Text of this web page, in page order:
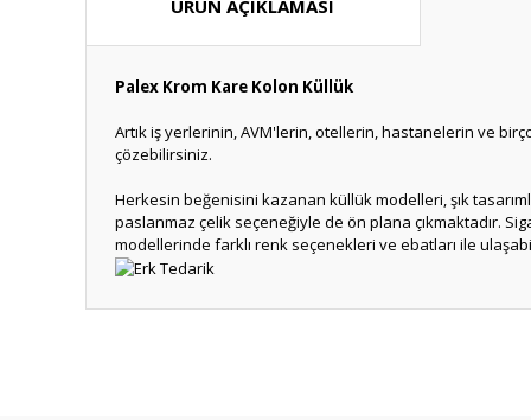
ÜRÜN AÇIKLAMASI
Palex Krom Kare Kolon Küllük
Artık iş yerlerinin, AVM'lerin, otellerin, hastanelerin ve
çözebilirsiniz.
Herkesin beğenisini kazanan küllük modelleri, şık
paslanmaz çelik seçeneğiyle de ön plana çıkmaktadır.
modellerinde farklı renk seçenekleri ve ebatları ile